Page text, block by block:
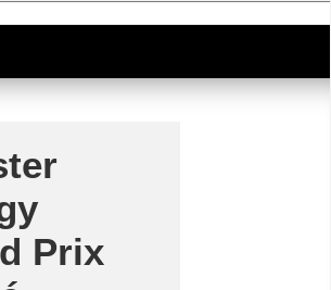
Lopez GP
luciolopezgp
Prix